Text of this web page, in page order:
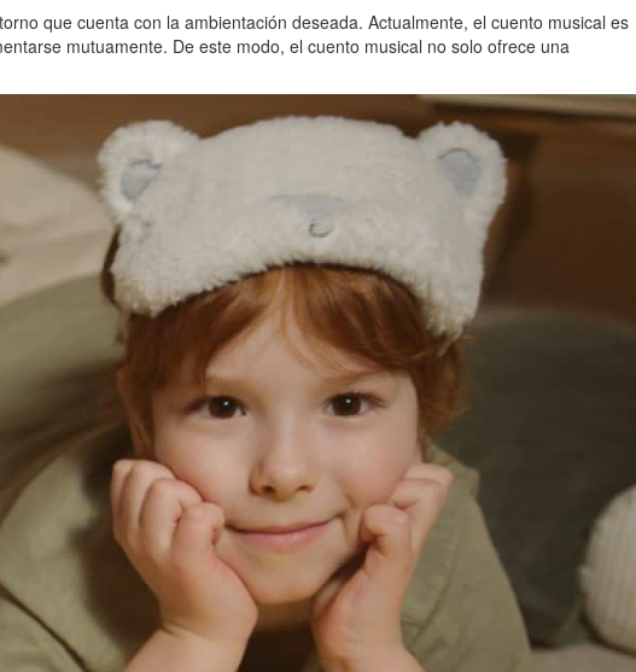
que cuenta con la ambientación deseada. Actualmente, el cuento musical es
mutuamente. De este modo, el cuento musical no solo ofrece una